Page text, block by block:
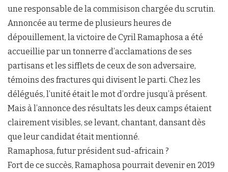
une responsable de la commisison chargée du scrutin.
Annoncée au terme de plusieurs heures de
dépouillement, la victoire de Cyril Ramaphosa a été
accueillie par un tonnerre d’acclamations de ses
partisans et les sifflets de ceux de son adversaire,
témoins des fractures qui divisent le parti. Chez les
délégués, l’unité était le mot d’ordre jusqu’à présent.
Mais à l’annonce des résultats les deux camps étaient
clairement visibles, se levant, chantant, dansant dès
que leur candidat était mentionné.
Ramaphosa, futur président sud-africain ?
Fort de ce succès, Ramaphosa pourrait devenir en 2019